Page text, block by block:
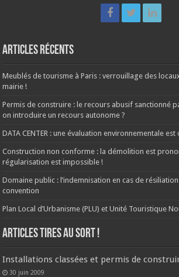
Articles récents
Meublés de tourisme à Paris : verrouillage des
mairie !
Permis de construire : le recours abusif sanctionné
on introduire un recours autonome ?
DATA CENTER : une évaluation environnementale
Construction non conforme : la démolition est
régularisation est impossible !
Domaine public : l’indemnisation en cas de
convention
Plan Local d’Urbanisme (PLU) et Unité Touristique
ARTICLES TIRES AU SORT !
Installations classées et permis de
30 juin 2009